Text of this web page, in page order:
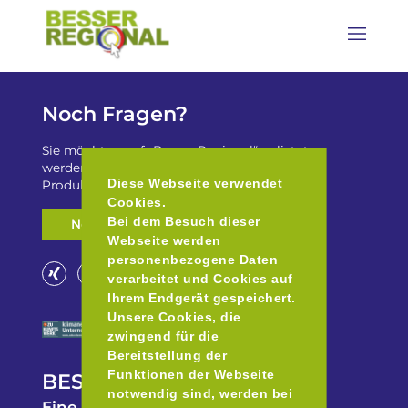
Diese Webseite verwendet
Cookies.
Bei dem Besuch dieser
Webseite werden
personenbezogene Daten
verarbeitet und Cookies auf
Ihrem Endgerät gespeichert.
Unsere Cookies, die
zwingend für die
Bereitstellung der
Funktionen der Webseite
notwendig sind, werden bei
BESSER REGIONAL
Noch Fragen?
Sie möchten auf „Besser Regional“ gelistet
werden? Oder haben Sie einen Freizeittip zu
Produkten aus der Region für uns?
Nehmen Sie Kontakt auf